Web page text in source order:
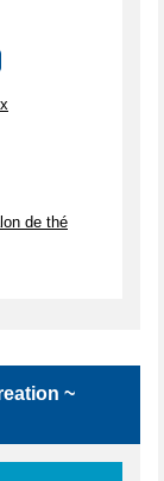
de thé
~